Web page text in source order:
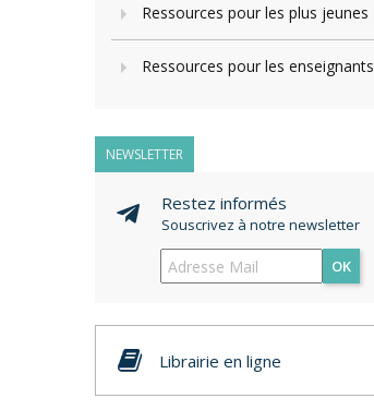
Ressources pour les plus jeunes
Ressources pour les enseignants
NEWSLETTER
Restez informés
Souscrivez à notre newsletter
OK
Librairie en ligne